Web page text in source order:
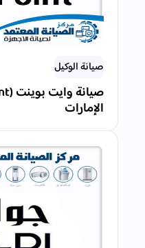
صيانة الوكيل
الإمارات